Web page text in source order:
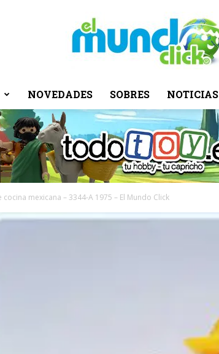
El
NOVEDADES SOBRES NOTICIAS
mexicana – 3344-A 1975 – El Mundo Click